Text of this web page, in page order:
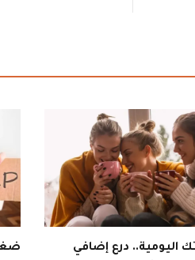
اليومية.. درع إضافي